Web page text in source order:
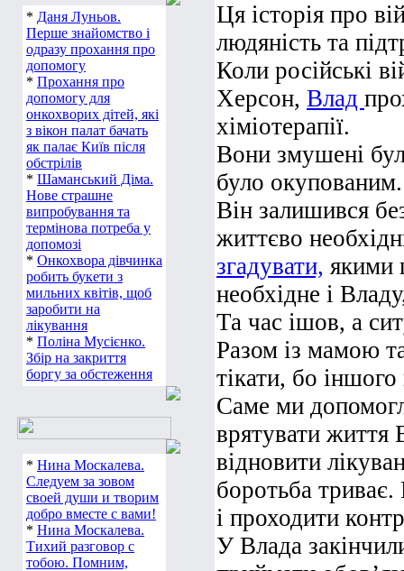
* Даня Луньов.
Перше знайомство і
одразу прохання про
допомогу
* Прохання про
допомогу для
онкохворих дітей, які
з вікон палат бачать
як палає Київ після
обстрілів
* Шаманський Діма.
Нове страшне
випробування та
термінова потреба у
допомозі
* Онкохвора дівчинка
робить букети з
мильних квітів, щоб
заробити на
лікування
* Поліна Мусієнко.
Збір на закриття
боргу за обстеження
* Нина Москалева.
Следуем за зовом
своей души и творим
добро вместе с вами!
* Нина Москалева.
Тихий разговор с
тобою. Помним,
Ця історія про
людяність та
Коли російські
Херсон, Влад
хіміотерапії.
Вони змушені
було окупованим.
Він залишився
життєво
згадувати, якими
необхідне і
Та час ішов, а
Разом із мамою
тікати, бо
Саме ми
врятувати
відновити
боротьба
і проходити
У Влада